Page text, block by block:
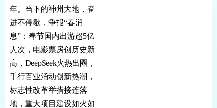
年。当下的神州大地，奋
进不停歇，争报“春消
息”：春节国内出游超5亿
人次，电影票房创历史新
高，DeepSeek火热出圈，
千行百业涌动创新热潮，
标志性改革举措接连落
地，重大项目建设如火如